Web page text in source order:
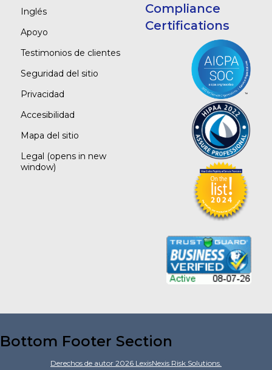
Inglés
Apoyo
Testimonios de clientes
Seguridad del sitio
Privacidad
Accesibilidad
Mapa del sitio
Legal (opens in new
window)
Compliance
Certifications
Bottom Footer Section
Derechos de autor 2026 LexisNexis Risk Solutions.